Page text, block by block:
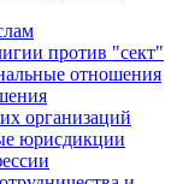
против "сект"
отношения
организаций
юрисдикции